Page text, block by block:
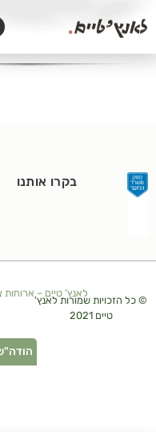
בקרו אותנו
לאנץ' טיים – ארוחות
© כל הזכויות שמורות לאנץ'
טיים 2021